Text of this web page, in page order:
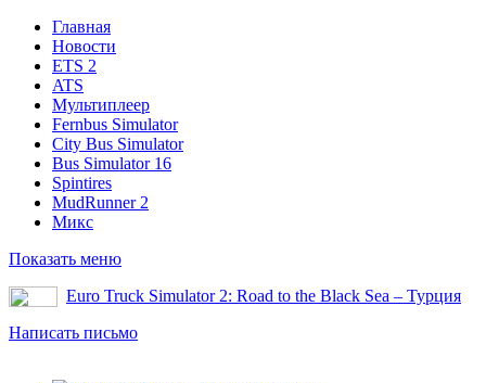
Главная
Новости
ETS 2
ATS
Мультиплеер
Fernbus Simulator
City Bus Simulator
Bus Simulator 16
Spintires
MudRunner 2
Микс
Показать меню
Euro Truck Simulator 2: Road to the Black Sea – Турция
Написать письмо